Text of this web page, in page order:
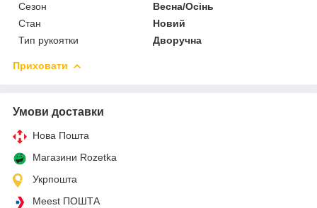
Сезон
Весна/Осінь
Стан
Новий
Тип рукоятки
Дворучна
Приховати
Умови доставки
Нова Пошта
Магазини Rozetka
Укрпошта
Meest ПОШТА